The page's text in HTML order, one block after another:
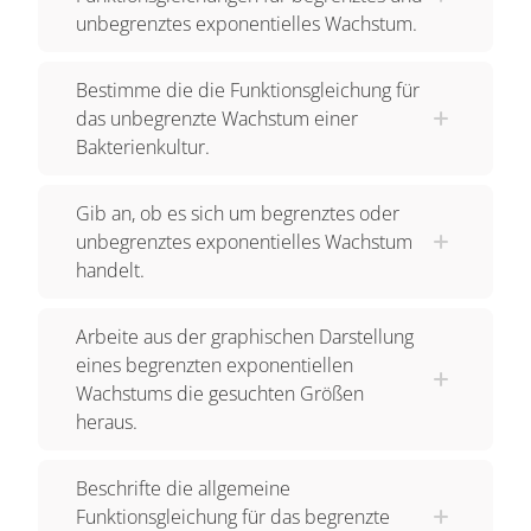
stellt eine streng monoton steigenden Graphen
Wachstum. Es befasst sich mit dem Wachstum
einer Bakterienkultur. Wir legen den hier
zwei Tabellen experimentelle Beobachtungen
notiert. In den Tabellen enthält die erste Zeile die
Bakterien, die sich durch Teilung vermehren. Aus
der ersten Tabelle ist abzulesen, dass sich alle
zehn Minuten die Zahl der Bakterien verdoppelt.
Die Verdopplung ist dem Bestand selbst
der Zuwachs den beobachteten Zeitintervallen
unbegrenztes exponentielles Wachstum.
Bestimme die die Funktionsgleichung für
das unbegrenzte Wachstum einer
Bakterienkultur.
Gib an, ob es sich um begrenztes oder
unbegrenztes exponentielles Wachstum
handelt.
Arbeite aus der graphischen Darstellung
eines begrenzten exponentiellen
Wachstums die gesuchten Größen
heraus.
Beschrifte die allgemeine
Funktionsgleichung für das begrenzte